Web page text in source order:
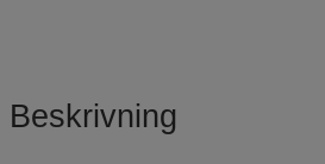
Beskrivning